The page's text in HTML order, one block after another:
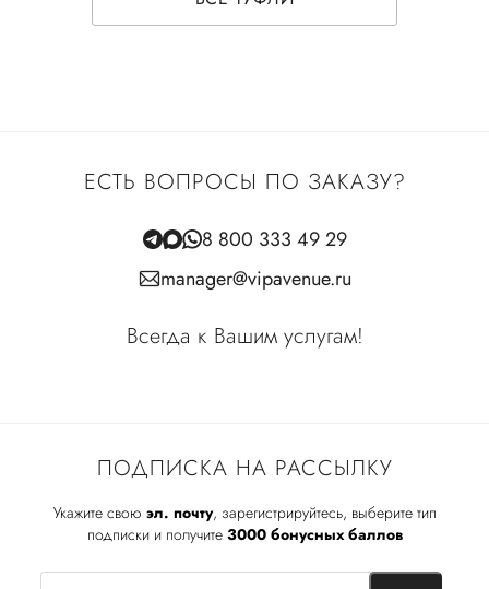
ПОДПИСКА НА РАССЫЛКУ
Укажите свою эл. почту, зарегистрируйтесь, выберите тип
подписки и получите 3000 бонусных баллов
ЕСТЬ ВОПРОСЫ ПО ЗАКАЗУ?
8 800 333 49 29
manager@vipavenue.ru
Всегда к Вашим услугам!